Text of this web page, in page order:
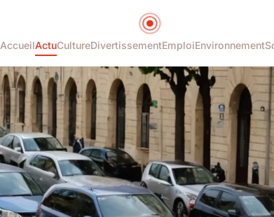
AccueilActuCultureDivertissementEmploiEnvironnement